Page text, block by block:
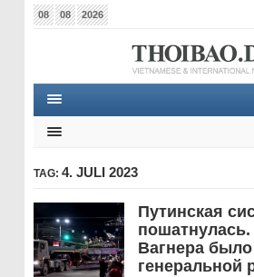
08 08 2026
TAG: 4. JULI 2023
Путинская
Вагнера
генеральной